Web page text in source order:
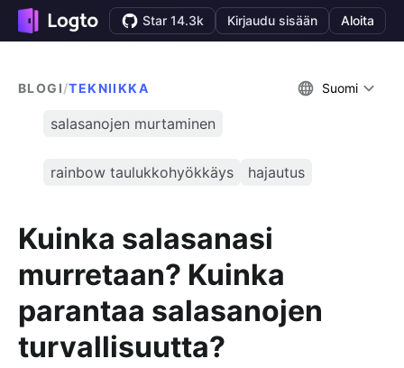
Star 14.3k Kirjaudu sisään Aloita
BLOGI/TEKNIIKKA Suomi
salasanojen murtaminen
rainbow taulukkohyökkäys hajautus
Kuinka salasanasi
murretaan? Kuinka
parantaa salasanojen
turvallisuutta?